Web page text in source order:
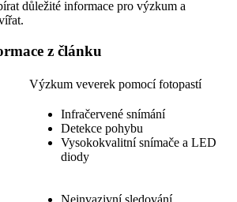
důležité informace pro výzkum a
z článku
Výzkum veverek pomocí fotopastí
Infračervené snímání
Detekce pohybu
Vysokokvalitní snímače a LED
diody
Neinvazivní sledování